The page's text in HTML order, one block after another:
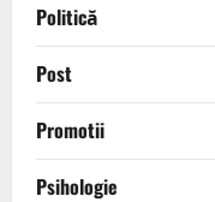
Politică
Post
Promotii
Psihologie